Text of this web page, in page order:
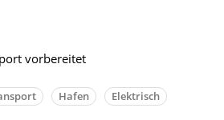
vorbereitet
Hafen Elektrisch